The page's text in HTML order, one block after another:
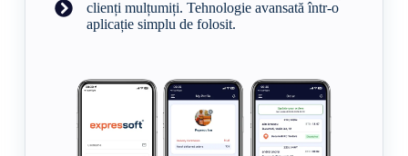
clienți mulțumiți. Tehnologie avansată într-o
aplicație simplu de folosit.